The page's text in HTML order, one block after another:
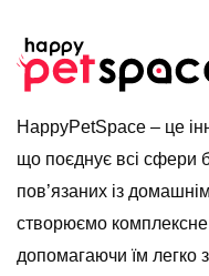
HappyPetSpace – це
що поєднує всі сфери
пов’язаних із
створюємо
допомагаючи їм легко